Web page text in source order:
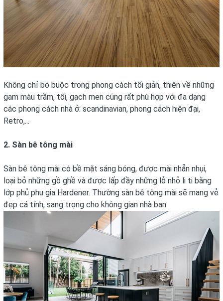
Không chỉ bó buộc trong phong cách tối giản, thiên về những
gam màu trầm, tối, gạch men cũng rất phù hợp với đa dạng
các phong cách nhà ở: scandinavian, phong cách hiện đại,
Retro,...
2. Sàn bê tông mài
Sàn bê tông mài có bề mặt sáng bóng, được mài nhẵn nhụi,
loại bỏ những gồ ghề và được lấp đầy những lỗ nhỏ li ti bằng
lớp phủ phụ gia Hardener. Thường sàn bê tông mài sẽ mang vẻ
đẹp cá tính, sang trọng cho không gian nhà bạn